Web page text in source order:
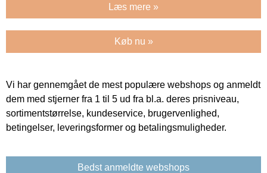
Læs mere »
Køb nu »
Vi har gennemgået de mest populære webshops og anmeldt
dem med stjerner fra 1 til 5 ud fra bl.a. deres prisniveau,
sortimentstørrelse, kundeservice, brugervenlighed,
betingelser, leveringsformer og betalingsmuligheder.
Bedst anmeldte webshops